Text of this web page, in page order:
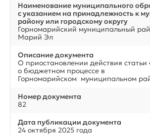
Наименование муниципального
с указанием на принадлежность к
району или городскому округу
Горномарийский муниципальный
Марий Эл
Описание документа
О приостановлении действия
о бюджетном процессе в
Горномарийском муниципальном
Номер документа
82
Дата публикации документа
24 октября 2025 года